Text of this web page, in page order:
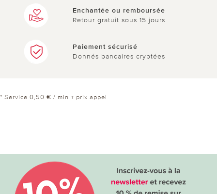
Enchantée ou remboursée
Retour gratuit sous 15 jours
Paiement sécurisé
Donnés bancaires cryptées
* Service 0,50 € / min + prix appel